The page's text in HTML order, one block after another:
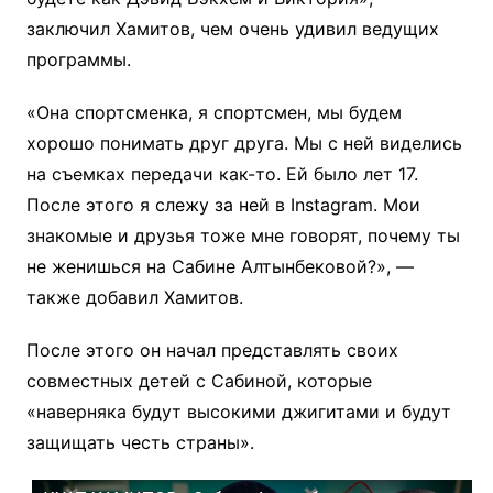
заключил Хамитов, чем очень удивил ведущих
программы.
«Она спортсменка, я спортсмен, мы будем
хорошо понимать друг друга. Мы с ней виделись
на съемках передачи как-то. Ей было лет 17.
После этого я слежу за ней в Instagram. Мои
знакомые и друзья тоже мне говорят, почему ты
не женишься на Сабине Алтынбековой?», —
также добавил Хамитов.
После этого он начал представлять своих
совместных детей с Сабиной, которые
«наверняка будут высокими джигитами и будут
защищать честь страны».